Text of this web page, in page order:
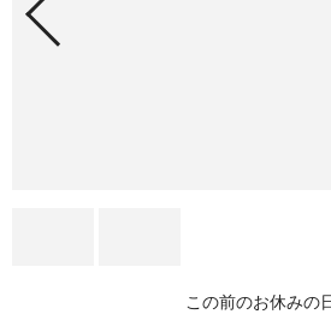
この前のお休みの